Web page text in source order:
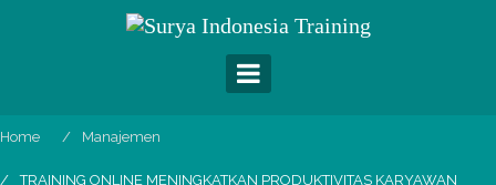
Home Manajemen
TRAINING ONLINE MENINGKATKAN PRODUKTIVITAS KARYAWAN